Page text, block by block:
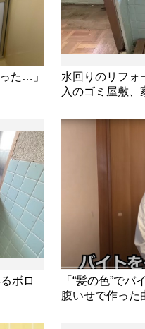
た…」
水回りのリフ
入のゴミ屋敷、
ボロ
「“髪の色”でバ
腹いせで作った